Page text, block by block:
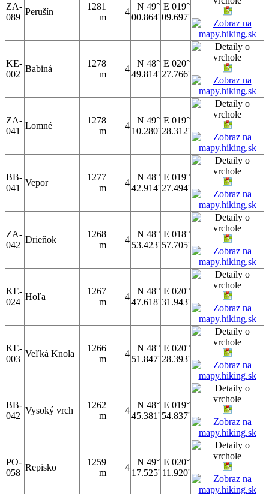
ZA-
089
Perušín
1281
m
4
N 49°
00.864'
E 019°
09.697'
KE-
002
Babiná
1278
m
4
N 48°
49.814'
E 020°
27.766'
ZA-
041
Lomné
1278
m
4
N 49°
10.280'
E 019°
28.312'
BB-
041
Vepor
1277
m
4
N 48°
42.914'
E 019°
27.494'
ZA-
042
Drieňok
1268
m
4
N 48°
53.423'
E 018°
57.705'
KE-
024
Hoľa
1267
m
4
N 48°
47.618'
E 020°
31.943'
KE-
003
Veľká Knola
1266
m
4
N 48°
51.847'
E 020°
28.393'
BB-
042
Vysoký vrch
1262
m
4
N 48°
45.381'
E 019°
54.837'
PO-
058
Repisko
1259
m
4
N 49°
17.525'
E 020°
11.920'